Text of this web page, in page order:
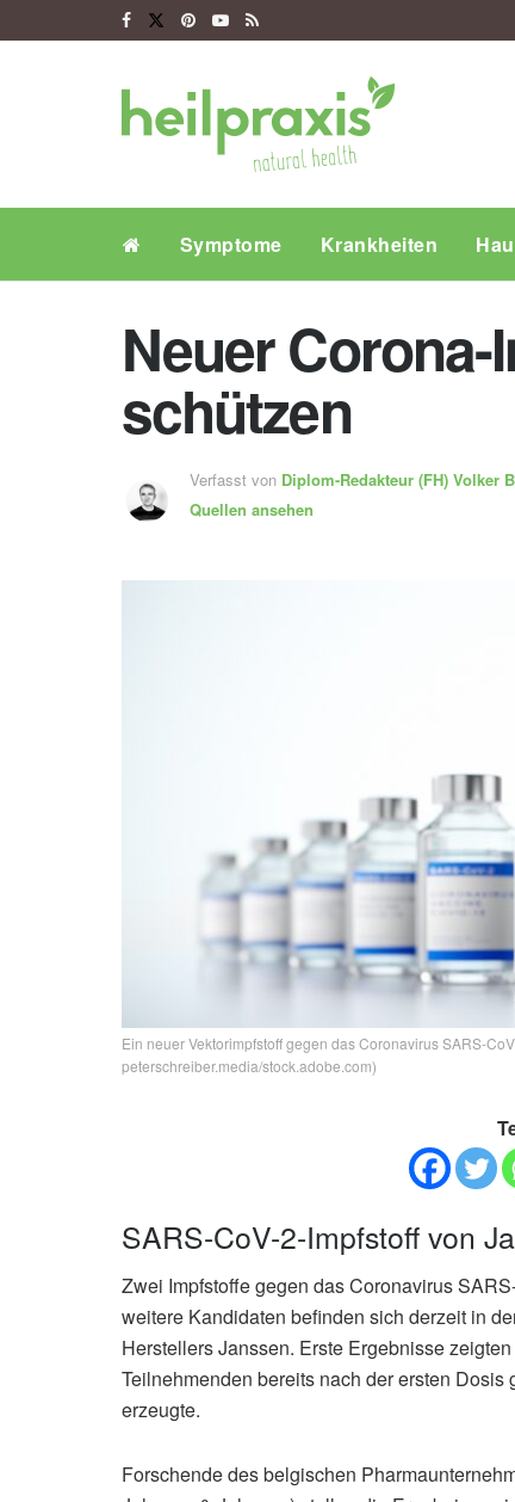
Symptome Krankheiten
Neuer
schützen
Verfasst von Diplom-Redakteur (FH) Volker
Quellen ansehen
Ein neuer Vektorimpfstoff gegen das Coronavirus SARS-
peterschreiber.media/stock.adobe.com)
SARS-CoV-2-Impfstoff von
Zwei Impfstoffe gegen das Coronavirus
weitere Kandidaten befinden sich derzeit in
Herstellers Janssen. Erste Ergebnisse
Teilnehmenden bereits nach der ersten
erzeugte.
Forschende des belgischen